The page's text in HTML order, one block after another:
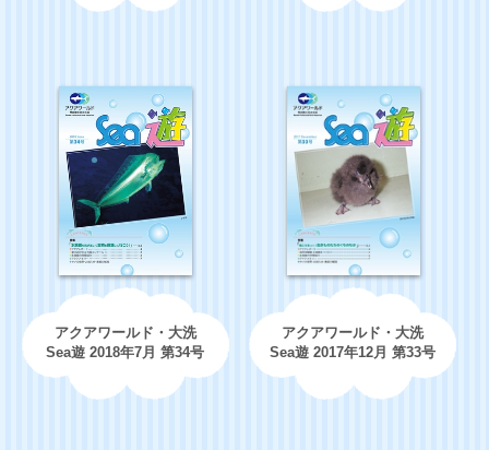
アクアワールド・大洗
Sea遊 2018年7月 第34号
アクアワールド・大洗
Sea遊 2017年12月 第33号